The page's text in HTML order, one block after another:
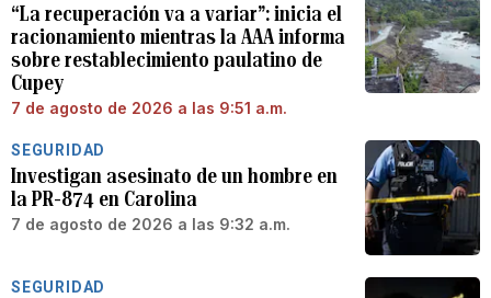
“La recuperación va a variar”: inicia el
racionamiento mientras la AAA informa
sobre restablecimiento paulatino de
Cupey
7 de agosto de 2026 a las 9:51 a.m.
SEGURIDAD
Investigan asesinato de un hombre en
la PR-874 en Carolina
7 de agosto de 2026 a las 9:32 a.m.
SEGURIDAD